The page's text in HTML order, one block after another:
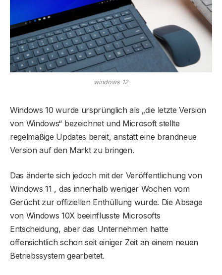
windows 12
Windows 10 wurde ursprünglich als „die letzte Version
von Windows“ bezeichnet und Microsoft stellte
regelmäßige Updates bereit, anstatt eine brandneue
Version auf den Markt zu bringen.
Das änderte sich jedoch mit der Veröffentlichung von
Windows 11 , das innerhalb weniger Wochen vom
Gerücht zur offiziellen Enthüllung wurde. Die Absage
von Windows 10X beeinflusste Microsofts
Entscheidung, aber das Unternehmen hatte
offensichtlich schon seit einiger Zeit an einem neuen
Betriebssystem gearbeitet.